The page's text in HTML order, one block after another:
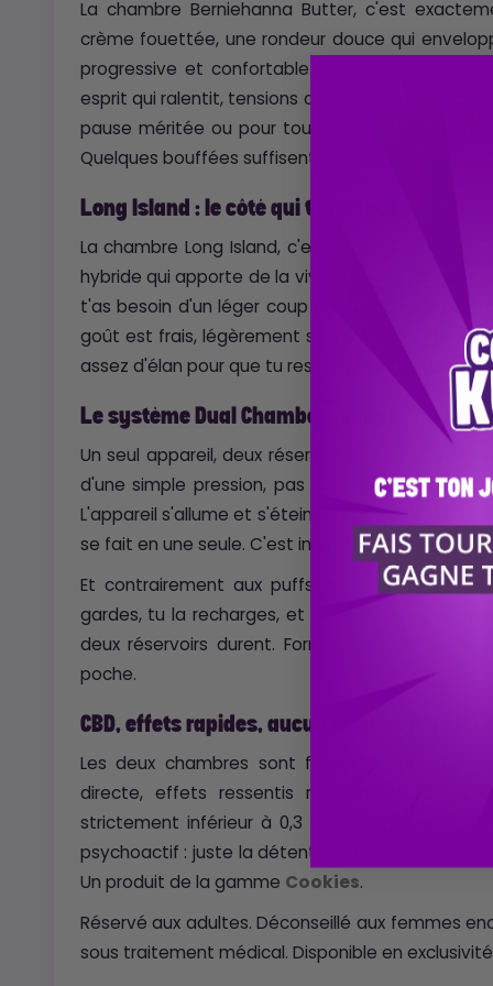
La chambre Berniehanna Butter, c'est
crème fouettée, une rondeur douce qui
progressive et confortable. C'est un profil à
esprit qui ralentit, tensions qui s'effacent. La
pause méritée ou pour tout simplement
Quelques bouffées suffisent pour sentir la
Long Island : le côté qui te relance
La chambre Long Island, c'est autre chose.
hybride qui apporte de la vivacité sans te sortir
t'as besoin d'un léger coup de pouce :
goût est frais, légèrement sucré,
assez d'élan pour que tu restes dans ton flow
Le système Dual Chamber : simple, fluide,
Un seul appareil, deux réservoirs qui ne
d'une simple pression, pas de manipulation,
L'appareil s'allume et s'éteint en cinq pressions
se fait en une seule. C'est intuitif dès la première
Et contrairement aux puffs jetables, cette
gardes, tu la recharges, et tu passes d'une
deux réservoirs durent. Format compact,
poche.
CBD, effets rapides, aucun effet psychoactif
Les deux chambres sont formulées au CBD
directe, effets ressentis rapidement après
strictement inférieur à 0,3 %, conforme à la
psychoactif : juste la détente naturelle du CBD,
Un produit de la gamme Cookies.
Réservé aux adultes. Déconseillé aux femmes
sous traitement médical. Disponible en